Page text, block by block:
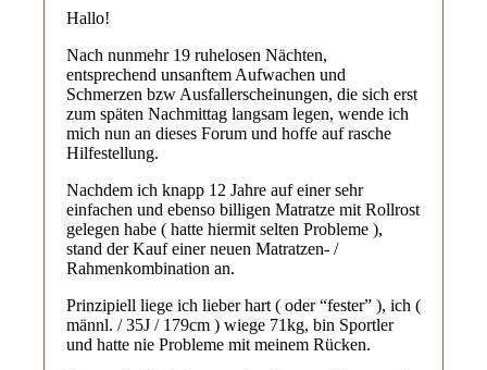
Hallo!
Nach nunmehr 19 ruhelosen Nächten,
entsprechend unsanftem Aufwachen und
Schmerzen bzw Ausfallerscheinungen, die sich erst
zum späten Nachmittag langsam legen, wende ich
mich nun an dieses Forum und hoffe auf rasche
Hilfestellung.
Nachdem ich knapp 12 Jahre auf einer sehr
einfachen und ebenso billigen Matratze mit Rollrost
gelegen habe ( hatte hiermit selten Probleme ),
stand der Kauf einer neuen Matratzen- /
Rahmenkombination an.
Prinzipiell liege ich lieber hart ( oder “fester” ), ich (
männl. / 35J / 179cm ) wiege 71kg, bin Sportler
und hatte nie Probleme mit meinem Rücken.